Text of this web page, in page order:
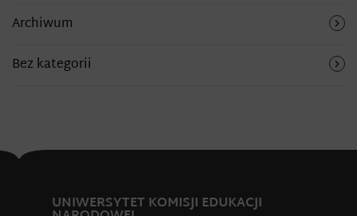
Archiwum
Bez kategorii
UNIWERSYTET KOMISJI EDUKACJI